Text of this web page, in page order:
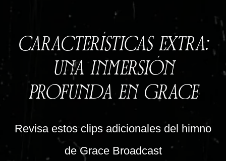
CARACTERÍSTICAS EXTRA:
UNA INMERSIÓN
PROFUNDA EN GRACE
Revisa estos clips adicionales del himno
de Grace Broadcast